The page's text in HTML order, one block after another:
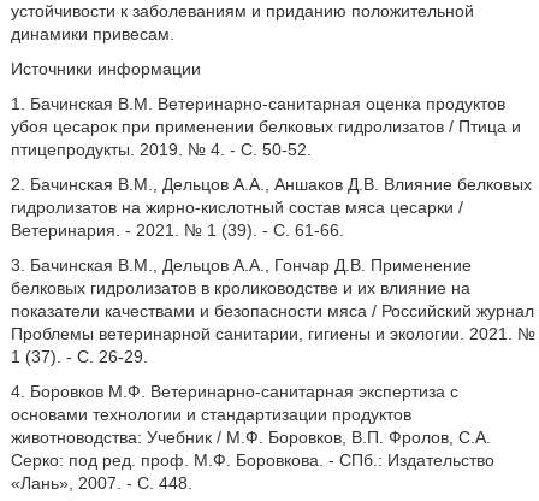
устойчивости к заболеваниям и приданию положительной
динамики привесам.
Источники информации
1. Бачинская В.М. Ветеринарно-санитарная оценка продуктов
убоя цесарок при применении белковых гидролизатов / Птица и
птицепродукты. 2019. № 4. - С. 50-52.
2. Бачинская В.М., Дельцов А.А., Аншаков Д.В. Влияние белковых
гидролизатов на жирно-кислотный состав мяса цесарки /
Ветеринария. - 2021. № 1 (39). - С. 61-66.
3. Бачинская В.М., Дельцов А.А., Гончар Д.В. Применение
белковых гидролизатов в кролиководстве и их влияние на
показатели качествами и безопасности мяса / Российский журнал
Проблемы ветеринарной санитарии, гигиены и экологии. 2021. №
1 (37). - С. 26-29.
4. Боровков М.Ф. Ветеринарно-санитарная экспертиза с
основами технологии и стандартизации продуктов
животноводства: Учебник / М.Ф. Боровков, В.П. Фролов, С.А.
Серко: под ред. проф. М.Ф. Боровкова. - СПб.: Издательство
«Лань», 2007. - С. 448.